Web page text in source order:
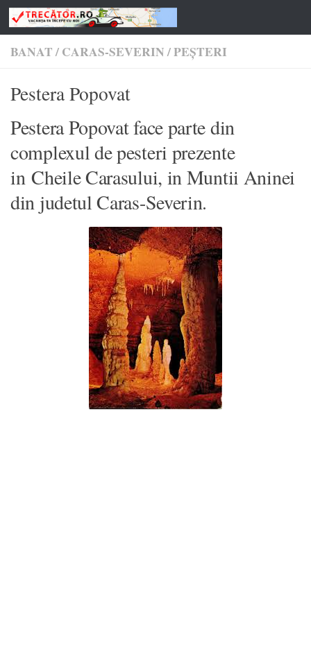
Skip to content
BANAT/CARAS-SEVERIN/PEȘTERI
Pestera Popovat
Pestera Popovat face parte din
complexul de pesteri prezente
in Cheile Carasului, in Muntii Aninei
din judetul Caras-Severin.